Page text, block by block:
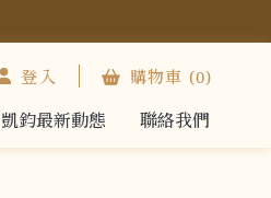
登入 購物車 (0)
凱鈞最新動態
聯絡我們